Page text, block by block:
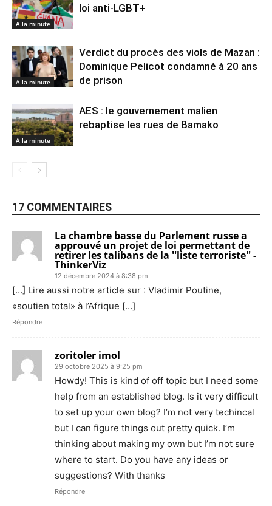
A la minute
loi anti-LGBT+
A la minute
Verdict du procès des viols de Mazan :
Dominique Pelicot condamné à 20 ans
de prison
A la minute
AES : le gouvernement malien
rebaptise les rues de Bamako
17 COMMENTAIRES
La chambre basse du Parlement russe a
approuvé un projet de loi permettant de
retirer les talibans de la ''liste terroriste'' -
ThinkerViz
12 décembre 2024 à 8:38 pm
[…] Lire aussi notre article sur : Vladimir Poutine,
«soutien total» à l’Afrique […]
Répondre
zoritoler imol
29 octobre 2025 à 9:25 pm
Howdy! This is kind of off topic but I need some
help from an established blog. Is it very difficult
to set up your own blog? I’m not very techincal
but I can figure things out pretty quick. I’m
thinking about making my own but I’m not sure
where to start. Do you have any ideas or
suggestions? With thanks
Répondre